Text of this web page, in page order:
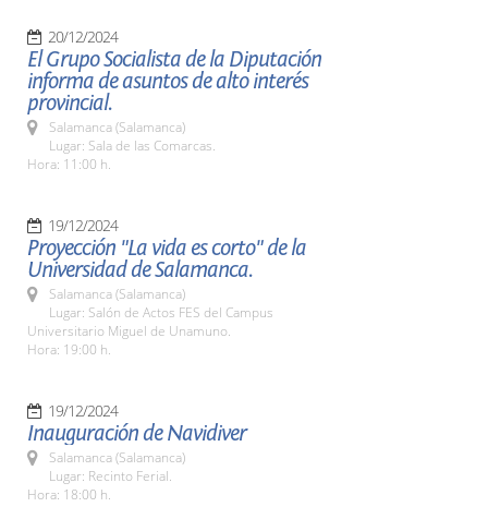
20/12/2024
El Grupo Socialista de la Diputación
informa de asuntos de alto interés
provincial.
Salamanca (Salamanca)
Lugar: Sala de las Comarcas.
Hora: 11:00 h.
19/12/2024
Proyección "La vida es corto" de la
Universidad de Salamanca.
Salamanca (Salamanca)
Lugar: Salón de Actos FES del Campus
Universitario Miguel de Unamuno.
Hora: 19:00 h.
19/12/2024
Inauguración de Navidiver
Salamanca (Salamanca)
Lugar: Recinto Ferial.
Hora: 18:00 h.